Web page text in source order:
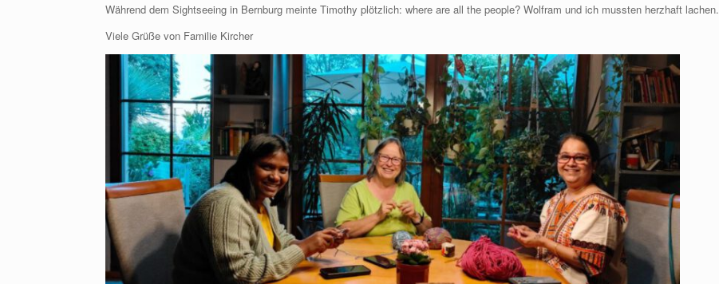
Während dem Sightseeing in Bernburg meinte Timothy plötzlich: where are all the people? Wolfram und ich mussten herzhaft lachen.
Viele Grüße von Familie Kircher